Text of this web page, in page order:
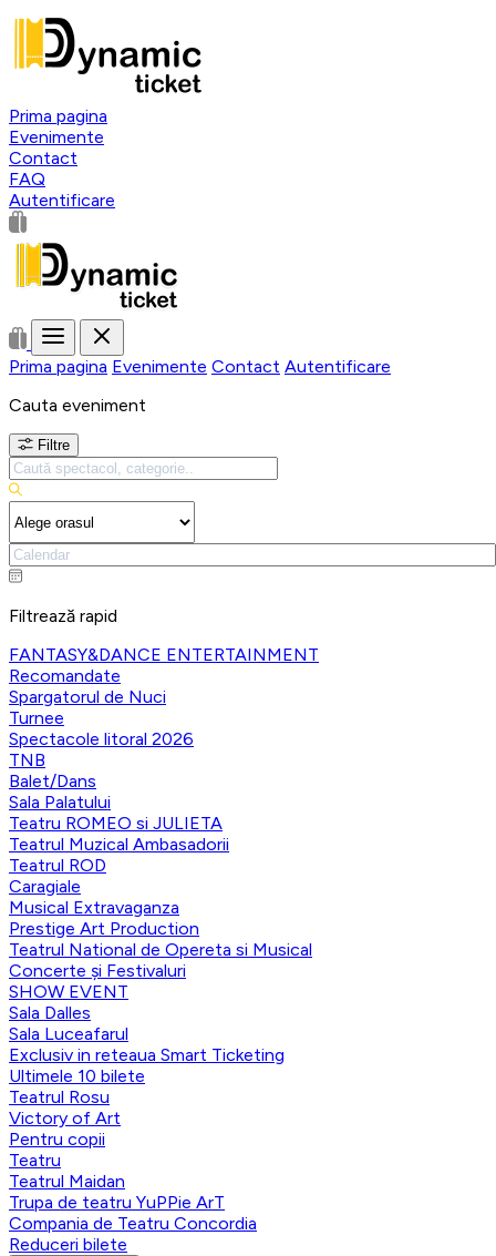
Prima pagina
Evenimente
Contact
FAQ
Autentificare
Prima pagina Evenimente Contact Autentificare
Cauta eveniment
Filtre
Filtrează rapid
FANTASY&DANCE ENTERTAINMENT
Recomandate
Spargatorul de Nuci
Turnee
Spectacole litoral 2026
TNB
Balet/Dans
Sala Palatului
Teatru ROMEO si JULIETA
Teatrul Muzical Ambasadorii
Teatrul ROD
Caragiale
Musical Extravaganza
Prestige Art Production
Teatrul National de Opereta si Musical
Concerte și Festivaluri
SHOW EVENT
Sala Dalles
Sala Luceafarul
Exclusiv in reteaua Smart Ticketing
Ultimele 10 bilete
Teatrul Rosu
Victory of Art
Pentru copii
Teatru
Teatrul Maidan
Trupa de teatru YuPPie ArT
Compania de Teatru Concordia
Reduceri bilete